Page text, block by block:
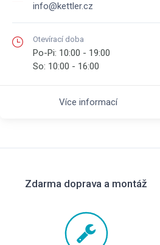
info@kettler.cz
Otevírací doba
Po-Pi: 10:00 - 19:00
So: 10:00 - 16:00
Více informací
Zdarma doprava a montáž